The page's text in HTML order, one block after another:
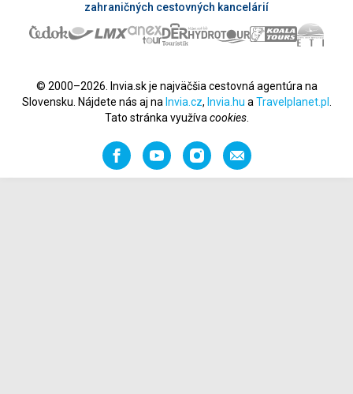
zahraničných cestovných kancelárií
© 2000–2026. Invia.sk je najväčšia cestovná agentúra na
Slovensku. Nájdete nás aj na Invia.cz, Invia.hu a Travelplanet.pl
Tato stránka využíva cookies.
FacebookYouTubeInstagramOdporučiť